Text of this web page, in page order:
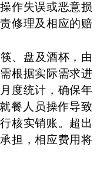
作失误或恶意损
修理及相应的赔
、盘及酒杯，由
根据实际需求进
度统计，确保年
餐人员操作导致
核实销账。超出
担，相应费用将